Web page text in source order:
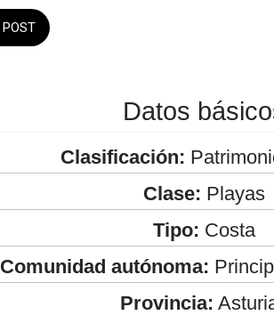
POST
Datos
Clasificación:
Clase: Playas
Tipo: Costa
Comunidad autónoma:
Provincia: